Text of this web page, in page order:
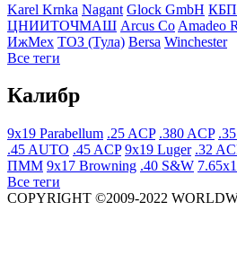
Karel Krnka Nagant Glock GmbH КБП
ЦНИИТОЧМАШ Arcus Co Amadeo
ИжМех ТОЗ (Тула) Bersa Winchester
Все теги
Калибр
9x19 Parabellum .25 ACP .380 ACP
.45 AUTO .45 ACP 9x19 Luger .32
ПММ 9x17 Browning .40 S&W
Все теги
COPYRIGHT ©2009-2022